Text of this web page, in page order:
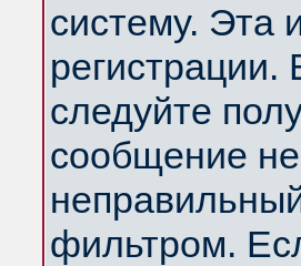
систему. Эта
следуйте
сообщение
фильтром.